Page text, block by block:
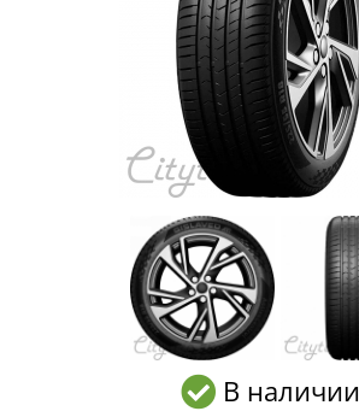
В наличии